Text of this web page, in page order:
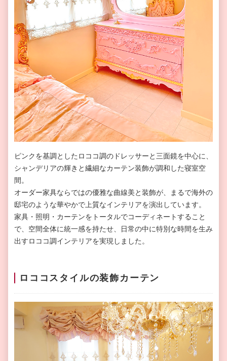
ピンクを基調としたロココ調のドレッサーと三面鏡を中心に、
シャンデリアの輝きと繊細なカーテン装飾が調和した寝室空
間。
オーダー家具ならではの優雅な曲線美と装飾が、まるで海外の
邸宅のような華やかで上質なインテリアを演出しています。
家具・照明・カーテンをトータルでコーディネートすること
で、空間全体に統一感を持たせ、日常の中に特別な時間を生み
出すロココ調インテリアを実現しました。
ロココスタイルの装飾カーテン